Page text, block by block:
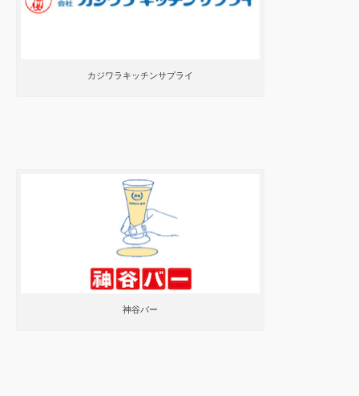
カジワラキッチンサプライ
神谷バー